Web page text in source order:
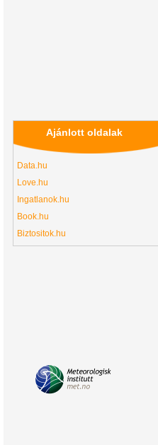
Ajánlott oldalak
Data.hu
Love.hu
Ingatlanok.hu
Book.hu
Biztositok.hu